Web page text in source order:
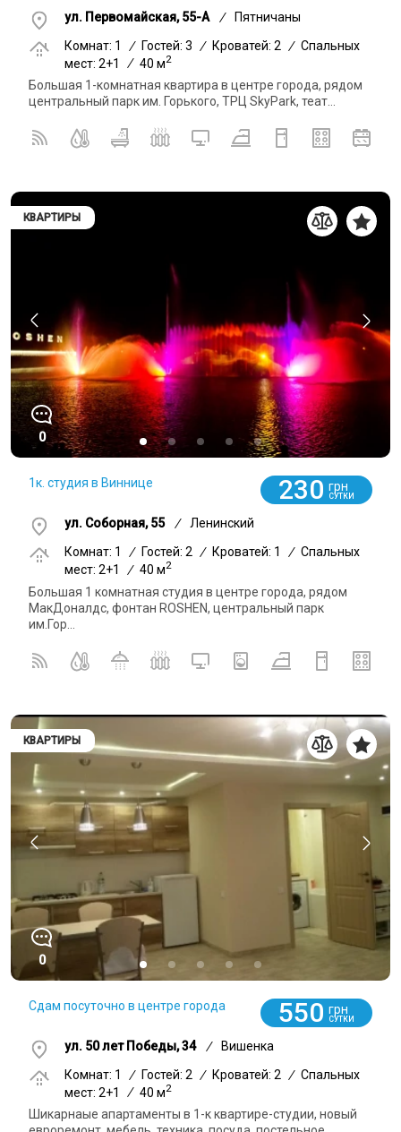
ул. Первомайская, 55-А /
Пятничаны
Комнат: 1
/ Гостей: 3 / Кроватей: 2 / Спальных
мест: 2+1
/ 40 м2
Большая 1-комнатная квартира в центре города, рядом
центральный парк им. Горького, ТРЦ SkyPark, теат...
КВАРТИРЫ
0
1к. студия в Виннице 230 грн
СУТКИ
ул. Соборная, 55 /
Ленинский
Комнат: 1
/ Гостей: 2 / Кроватей: 1 / Спальных
мест: 2+1
/ 40 м2
Большая 1 комнатная студия в центре города, рядом
МакДоналдс, фонтан ROSHEN, центральный парк
им.Гор...
КВАРТИРЫ
0
Сдам посуточно в центре города 550 грн
СУТКИ
ул. 50 лет Победы, 34 /
Вишенка
Комнат: 1
/ Гостей: 2 / Кроватей: 2 / Спальных
мест: 2+1
/ 40 м2
Шикарнаые апартаменты в 1-к квартире-студии, новый